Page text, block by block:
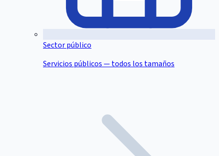
Sector público
Servicios públicos — todos los tamaños